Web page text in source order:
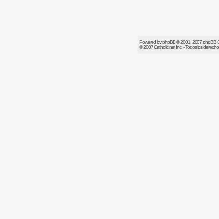
Powered byphpBB© 2001, 2007 phpBB
© 2007Catholic.netInc. - Todos los